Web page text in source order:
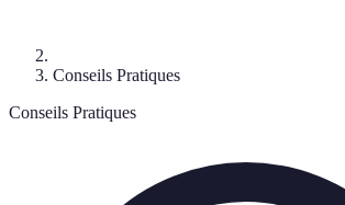
Conseils Pratiques
Conseils Pratiques